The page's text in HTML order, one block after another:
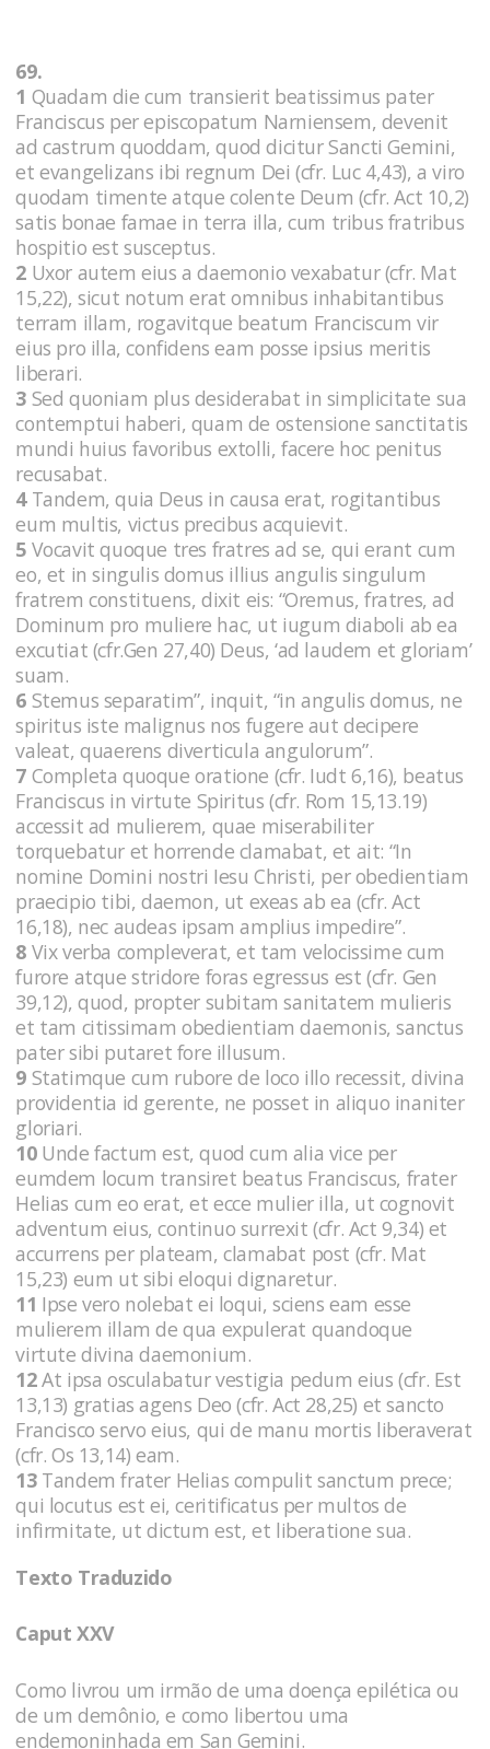
69.
1 Quadam die cum transierit beatissimus pater
Franciscus per episcopatum Narniensem, devenit
ad castrum quoddam, quod dicitur Sancti Gemini,
et evangelizans ibi regnum Dei (cfr. Luc 4,43), a viro
quodam timente atque colente Deum (cfr. Act 10,2)
satis bonae famae in terra illa, cum tribus fratribus
hospitio est susceptus.
2 Uxor autem eius a daemonio vexabatur (cfr. Mat
15,22), sicut notum erat omnibus inhabitantibus
terram illam, rogavitque beatum Franciscum vir
eius pro illa, confidens eam posse ipsius meritis
liberari.
3 Sed quoniam plus desiderabat in simplicitate sua
contemptui haberi, quam de ostensione sanctitatis
mundi huius favoribus extolli, facere hoc penitus
recusabat.
4Tandem, quia Deus in causa erat, rogitantibus
eum multis, victus precibus acquievit.
5 Vocavit quoque tres fratres ad se, qui erant cum
eo, et in singulis domus illius angulis singulum
fratrem constituens, dixit eis: “Oremus, fratres, ad
Dominum pro muliere hac, ut iugum diaboli ab ea
excutiat (cfr.Gen 27,40) Deus, ‘ad laudem et gloriam’
suam.
6 Stemus separatim”, inquit, “in angulis domus, ne
spiritus iste malignus nos fugere aut decipere
valeat, quaerens diverticula angulorum”.
7 Completa quoque oratione (cfr. Iudt 6,16), beatus
Franciscus in virtute Spiritus (cfr. Rom 15,13.19)
accessit ad mulierem, quae miserabiliter
torquebatur et horrende clamabat, et ait: “In
nomine Domini nostri Iesu Christi, per obedientiam
praecipio tibi, daemon, ut exeas ab ea (cfr. Act
16,18), nec audeas ipsam amplius impedire”.
8 Vix verba compleverat, et tam velocissime cum
furore atque stridore foras egressus est (cfr. Gen
39,12), quod, propter subitam sanitatem mulieris
et tam citissimam obedientiam daemonis, sanctus
pater sibi putaret fore illusum.
9 Statimque cum rubore de loco illo recessit, divina
providentia id gerente, ne posset in aliquo inaniter
gloriari.
10Unde factum est, quod cum alia vice per
eumdem locum transiret beatus Franciscus, frater
Helias cum eo erat, et ecce mulier illa, ut cognovit
adventum eius, continuo surrexit (cfr. Act 9,34) et
accurrens per plateam, clamabat post (cfr. Mat
15,23) eum ut sibi eloqui dignaretur.
11 Ipse vero nolebat ei loqui, sciens eam esse
mulierem illam de qua expulerat quandoque
virtute divina daemonium.
12At ipsa osculabatur vestigia pedum eius (cfr. Est
13,13) gratias agens Deo (cfr. Act 28,25) et sancto
Francisco servo eius, qui de manu mortis liberaverat
(cfr. Os 13,14) eam.
13Tandem frater Helias compulit sanctum prece;
qui locutus est ei, ceritificatus per multos de
infirmitate, ut dictum est, et liberatione sua.
Texto Traduzido
Caput XXV
Como livrou um irmão de uma doença epilética ou
de um demônio, e como libertou uma
endemoninhada em San Gemini.